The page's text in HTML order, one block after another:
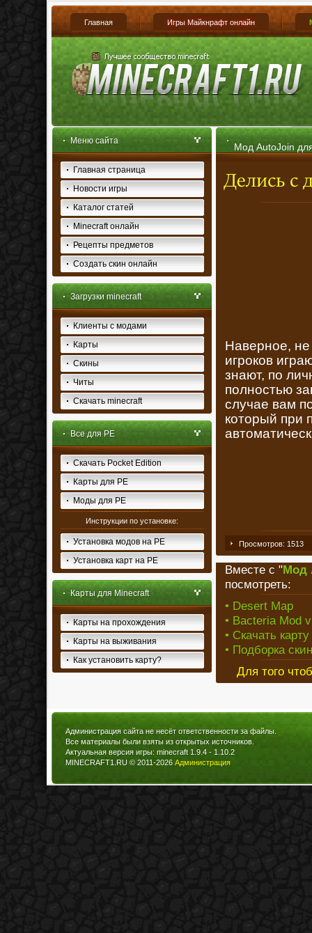
Главная Игры Майкнрафт онлайн
Меню сайта
Главная страница
Новости игры
Каталог статей
Minecraft онлайн
Рецепты предметов
Создать скин онлайн
Загрузки minecraft
Клиенты с модами
Карты
Скины
Читы
Скачать minecraft
Все для PE
Скачать Pocket Edition
Карты для PE
Моды для PE
Инструкции по установке:
Установка модов на PE
Установка карт на PE
Карты для Minecraft
Карты на прохождения
Карты на выживания
Как установить карту?
Мод AutoJoin
Наверное, не
игроков
знают, по
полностью
случае вам
который при
Просмотров: 1513
Вместе с "Мод
посмотреть:
• Desert Map
• Bacteria Mod
• Скачать
• Подборка
Для того
Администрация сайта не несёт ответственности за файлы.
Все материалы были взяты из открытых источников.
Актуальная версия игры: minecraft 1.9.4 - 1.10.2
MINECRAFT1.RU © 2011-2026 Администрация